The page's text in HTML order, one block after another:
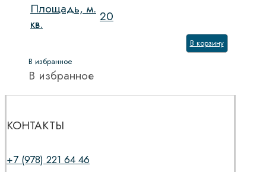
Площадь, м.
кв.
20
В корзину
В избранное
В избранное
КОНТАКТЫ
+7 (978) 221 64 46